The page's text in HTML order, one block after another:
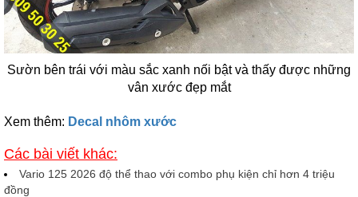
Sườn bên trái với màu sắc xanh nối bật và thấy được những
vân xước đẹp mắt
Xem thêm: Decal nhôm xước
Các bài viết khác:
Vario 125 2026 độ thể thao với combo phụ kiện chỉ hơn 4 triệu
đồng